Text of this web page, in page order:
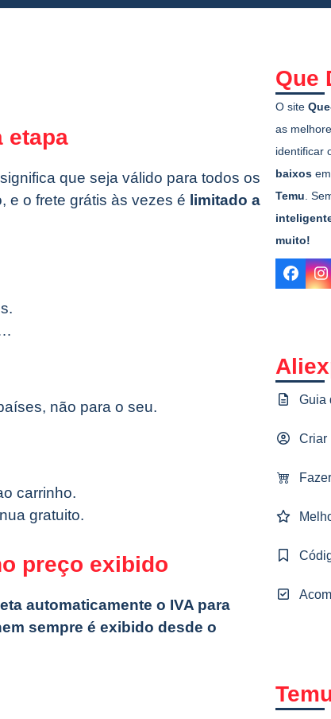
etapa
que seja válido para todos os
e o frete grátis às vezes é limitado a
não para o seu.
carrinho.
gratuito.
preço exibido
automaticamente o IVA para
sempre é exibido desde o
Que
O site
as
identificar
baixos
Temu .
muito!
Guia
Criar